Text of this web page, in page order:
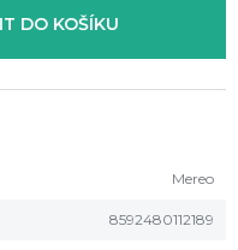
DO KOŠÍKU
Mereo
8592480112189